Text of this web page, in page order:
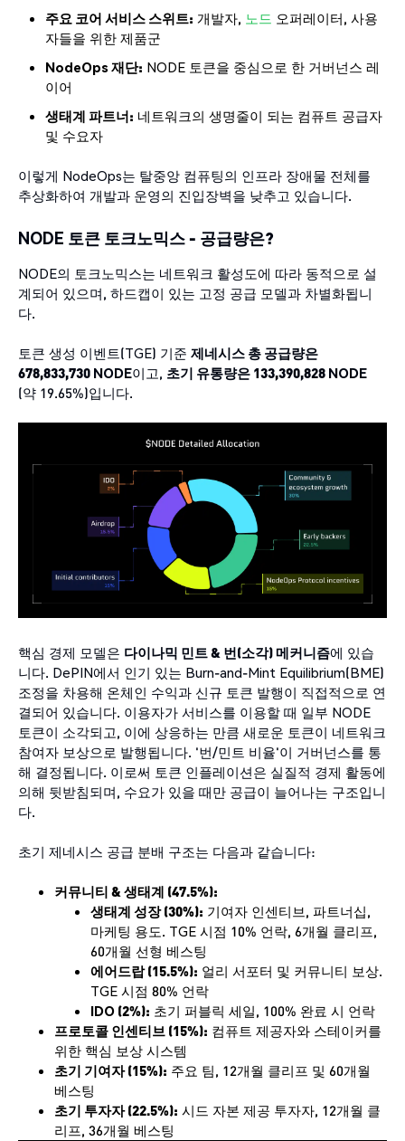
주요 코어 서비스 스위트: 개발자, 노드 오퍼레이터, 사용
자들을 위한 제품군
NodeOps 재단: NODE 토큰을 중심으로 한 거버넌스 레
이어
생태계 파트너: 네트워크의 생명줄이 되는 컴퓨트 공급자
및 수요자
이렇게 NodeOps는 탈중앙 컴퓨팅의 인프라 장애물 전체를
추상화하여 개발과 운영의 진입장벽을 낮추고 있습니다.
NODE 토큰 토크노믹스 - 공급량은?
NODE의 토크노믹스는 네트워크 활성도에 따라 동적으로 설
계되어 있으며, 하드캡이 있는 고정 공급 모델과 차별화됩니
다.
토큰 생성 이벤트(TGE) 기준 제네시스 총 공급량은
678,833,730 NODE이고, 초기 유통량은 133,390,828 NODE
(약 19.65%)입니다.
핵심 경제 모델은 다이나믹 민트 & 번(소각) 메커니즘에 있습
니다. DePIN에서 인기 있는 Burn-and-Mint Equilibrium(BME)
조정을 차용해 온체인 수익과 신규 토큰 발행이 직접적으로 연
결되어 있습니다. 이용자가 서비스를 이용할 때 일부 NODE
토큰이 소각되고, 이에 상응하는 만큼 새로운 토큰이 네트워크
참여자 보상으로 발행됩니다. '번/민트 비율'이 거버넌스를 통
해 결정됩니다. 이로써 토큰 인플레이션은 실질적 경제 활동에
의해 뒷받침되며, 수요가 있을 때만 공급이 늘어나는 구조입니
다.
초기 제네시스 공급 분배 구조는 다음과 같습니다:
커뮤니티 & 생태계 (47.5%):
생태계 성장 (30%): 기여자 인센티브, 파트너십,
마케팅 용도. TGE 시점 10% 언락, 6개월 클리프,
60개월 선형 베스팅
에어드랍 (15.5%): 얼리 서포터 및 커뮤니티 보상.
TGE 시점 80% 언락
IDO (2%): 초기 퍼블릭 세일, 100% 완료 시 언락
프로토콜 인센티브 (15%): 컴퓨트 제공자와 스테이커를
위한 핵심 보상 시스템
초기 기여자 (15%): 주요 팀, 12개월 클리프 및 60개월
베스팅
초기 투자자 (22.5%): 시드 자본 제공 투자자, 12개월 클
리프, 36개월 베스팅